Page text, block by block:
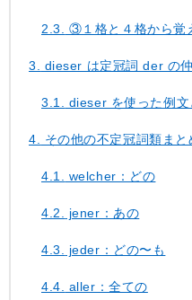
2.3. ③１格と４格から覚
3. dieser は定冠詞 der の仲
3.1. dieser を使った例文
4. その他の不定冠詞類まと
4.1. welcher：どの
4.2. jener：あの
4.3. jeder：どの〜も
4.4. aller：全ての